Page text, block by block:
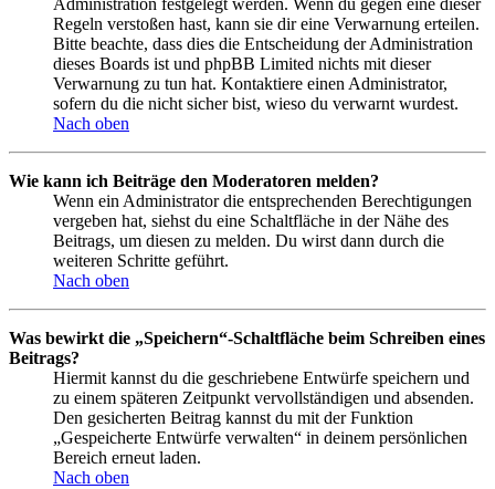
Administration festgelegt werden. Wenn du gegen eine dieser
Regeln verstoßen hast, kann sie dir eine Verwarnung erteilen.
Bitte beachte, dass dies die Entscheidung der Administration
dieses Boards ist und phpBB Limited nichts mit dieser
Verwarnung zu tun hat. Kontaktiere einen Administrator,
sofern du die nicht sicher bist, wieso du verwarnt wurdest.
Nach oben
Wie kann ich Beiträge den Moderatoren melden?
Wenn ein Administrator die entsprechenden Berechtigungen
vergeben hat, siehst du eine Schaltfläche in der Nähe des
Beitrags, um diesen zu melden. Du wirst dann durch die
weiteren Schritte geführt.
Nach oben
Was bewirkt die „Speichern“-Schaltfläche beim Schreiben eines
Beitrags?
Hiermit kannst du die geschriebene Entwürfe speichern und
zu einem späteren Zeitpunkt vervollständigen und absenden.
Den gesicherten Beitrag kannst du mit der Funktion
„Gespeicherte Entwürfe verwalten“ in deinem persönlichen
Bereich erneut laden.
Nach oben